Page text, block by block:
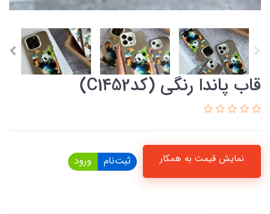
قاب پاندا رنگی (کدC1۴52)
نمایش قیمت به همکار ثبت‌نام ورود